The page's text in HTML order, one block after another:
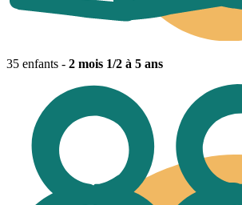
35 enfants - 2 mois 1/2 à 5 ans